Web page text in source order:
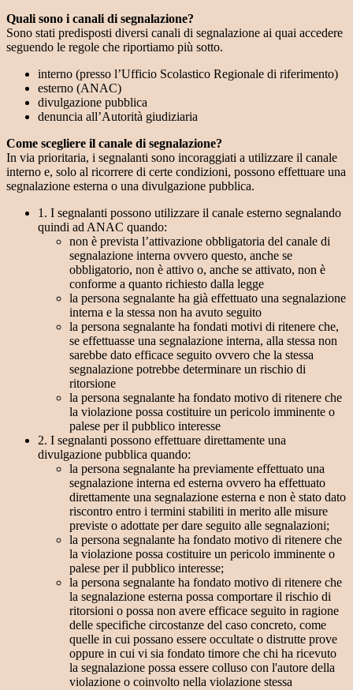
Quali sono i canali di segnalazione?
Sono stati predisposti diversi canali di segnalazione ai quai accedere
seguendo le regole che riportiamo più sotto.
interno (presso l’Ufficio Scolastico Regionale di riferimento)
esterno (ANAC)
divulgazione pubblica
denuncia all’Autorità giudiziaria
Come scegliere il canale di segnalazione?
In via prioritaria, i segnalanti sono incoraggiati a utilizzare il canale
interno e, solo al ricorrere di certe condizioni, possono effettuare una
segnalazione esterna o una divulgazione pubblica.
1. I segnalanti possono utilizzare il canale esterno segnalando
quindi ad ANAC quando:
non è prevista l’attivazione obbligatoria del canale di
segnalazione interna ovvero questo, anche se
obbligatorio, non è attivo o, anche se attivato, non è
conforme a quanto richiesto dalla legge
la persona segnalante ha già effettuato una segnalazione
interna e la stessa non ha avuto seguito
la persona segnalante ha fondati motivi di ritenere che,
se effettuasse una segnalazione interna, alla stessa non
sarebbe dato efficace seguito ovvero che la stessa
segnalazione potrebbe determinare un rischio di
ritorsione
la persona segnalante ha fondato motivo di ritenere che
la violazione possa costituire un pericolo imminente o
palese per il pubblico interesse
2. I segnalanti possono effettuare direttamente una
divulgazione pubblica quando:
la persona segnalante ha previamente effettuato una
segnalazione interna ed esterna ovvero ha effettuato
direttamente una segnalazione esterna e non è stato dato
riscontro entro i termini stabiliti in merito alle misure
previste o adottate per dare seguito alle segnalazioni;
la persona segnalante ha fondato motivo di ritenere che
la violazione possa costituire un pericolo imminente o
palese per il pubblico interesse;
la persona segnalante ha fondato motivo di ritenere che
la segnalazione esterna possa comportare il rischio di
ritorsioni o possa non avere efficace seguito in ragione
delle specifiche circostanze del caso concreto, come
quelle in cui possano essere occultate o distrutte prove
oppure in cui vi sia fondato timore che chi ha ricevuto
la segnalazione possa essere colluso con l'autore della
violazione o coinvolto nella violazione stessa